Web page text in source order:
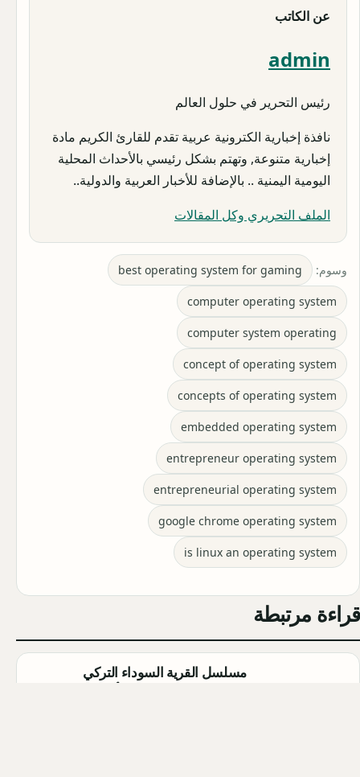
عن الكاتب
admin
رئيس التحرير في حلول العالم
نافذة إخبارية الكترونية عربية تقدم للقارئ الكريم مادة
إخبارية متنوعة, وتهتم بشكل رئيسي بالأحداث المحلية
اليومية اليمنية .. بالإضافة للأخبار العربية والدولية..
الملف التحريري وكل المقالات
وسوم: best operating system for gaming
computer operating system
computer system operating
concept of operating system
concepts of operating system
embedded operating system
entrepreneur operating system
entrepreneurial operating system
google chrome operating system
is linux an operating system
قراءة مرتبطة
مسلسل القرية السوداء التركي